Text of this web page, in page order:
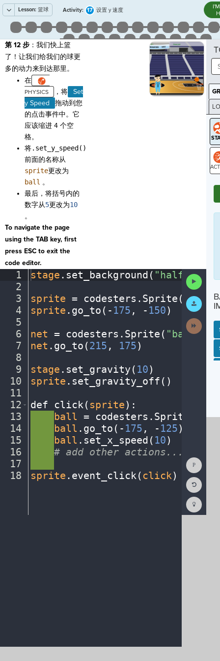
Lesson: 篮球 Activity: 17 设置 y 速度
第 12 步 ：我们快上篮
了！让我们给我们的球更
多的动力来到达那里。
在
，将
Set
y Speed
拖动到您
的点击事件中。它
应该缩进 4 个空
格。
将.set_y_speed()
前面的名称从
sprite更改为
ball 。
最后，将括号内的
数字从5更改为10
。
To navigate the page
using the TAB key, first
press ESC to exit the
code editor.
1
2
3
4
5
6
7
8
9
10
11
12
13
14
15
16
17
18
stage . set_background( "halfcourt"
sprite = codesters . Sprite(
sprite . go_to( - 175 , - 150)
net = codesters . Sprite(
net . go_to(215 , 175)
stage . set_gravity( 10)
sprite . set_gravity_off()
def
click( sprite) :
ball = codesters . Sprite(
ball . go_to( - 175 , - 125)
ball . set_x_speed( 10)
# add other actions...
sprite . event_click( click)
Code
Submit
Work
Activity
Code
How
To